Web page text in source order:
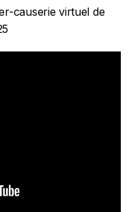
causerie virtuel de